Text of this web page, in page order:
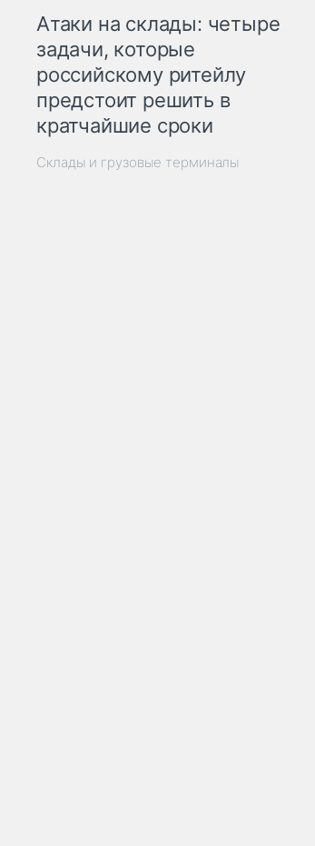
Атаки на склады: четыре
задачи, которые
российскому ритейлу
предстоит решить в
кратчайшие сроки
Склады и грузовые терминалы